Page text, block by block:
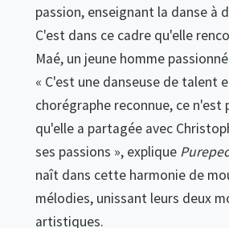
passion, enseignant la danse à
C'est dans ce cadre qu'elle
Maé, un jeune homme
« C'est une danseuse de talent
chorégraphe reconnue, ce n'est
qu'elle a partagée avec
ses passions », explique
naît dans cette harmonie de
mélodies, unissant leurs deux
artistiques.